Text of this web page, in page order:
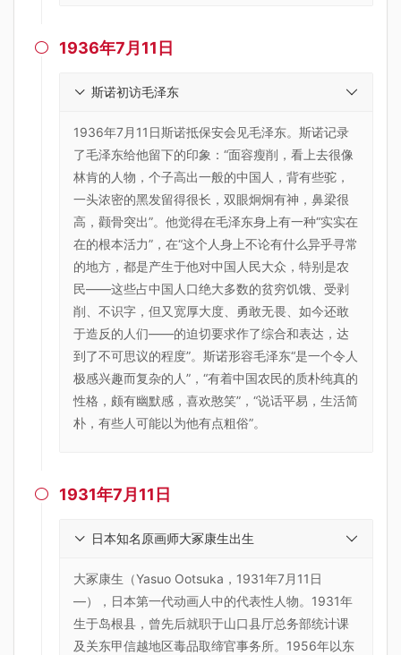
 1936年7月11日
斯诺初访毛泽东
1936年7月11日斯诺抵保安会见毛泽东。斯诺记录
了毛泽东给他留下的印象：“面容瘦削，看上去很像
林肯的人物，个子高出一般的中国人，背有些驼，
一头浓密的黑发留得很长，双眼炯炯有神，鼻梁很
高，颧骨突出”。他觉得在毛泽东身上有一种“实实在
在的根本活力”，在“这个人身上不论有什么异乎寻常
的地方，都是产生于他对中国人民大众，特别是农
民——这些占中国人口绝大多数的贫穷饥饿、受剥
削、不识字，但又宽厚大度、勇敢无畏、如今还敢
于造反的人们——的迫切要求作了综合和表达，达
到了不可思议的程度”。斯诺形容毛泽东“是一个令人
极感兴趣而复杂的人”，“有着中国农民的质朴纯真的
性格，颇有幽默感，喜欢憨笑”，“说话平易，生活简
朴，有些人可能以为他有点粗俗”。
 1931年7月11日
日本知名原画师大冢康生出生
大冢康生（Yasuo Ootsuka，1931年7月11日
—），日本第一代动画人中的代表性人物。1931年
生于岛根县，曾先后就职于山口县厅总务部统计课
及关东甲信越地区毒品取缔官事务所。1956年以东